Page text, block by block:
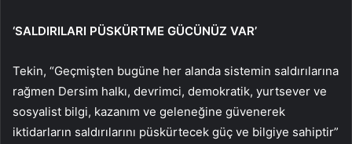
‘SALDIRILARI PÜSKÜRTME GÜCÜNÜZ VAR’
Tekin, “Geçmişten bugüne her alanda sistemin saldırılarına
rağmen Dersim halkı, devrimci, demokratik, yurtsever ve
sosyalist bilgi, kazanım ve geleneğine güvenerek
iktidarların saldırılarını püskürtecek güç ve bilgiye sahiptir”